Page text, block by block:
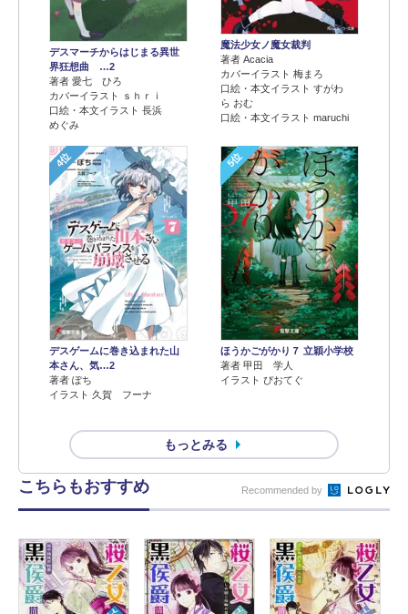
デスマーチからはじまる異世
界狂想曲 …2
著者 愛七 ひろ
カバーイラスト ｓｈｒｉ
口絵・本文イラスト 長浜
めぐみ
魔法少女ノ魔女裁判
著者 Acacia
カバーイラスト 梅まろ
口絵・本文イラスト すがわ
ら おむ
口絵・本文イラスト maruchi
4位
デスゲームに巻き込まれた山
本さん、気…2
著者 ぽち
イラスト 久賀 フーナ
5位
ほうかごがかり７ 立穎小学校
著者 甲田 学人
イラスト ぴおてぐ
もっとみる
こちらもおすすめ Recommended by